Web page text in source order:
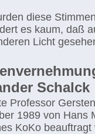
diese
es kaum, daß
Licht
Schalck
Professor
1989 von Hans
KoKo